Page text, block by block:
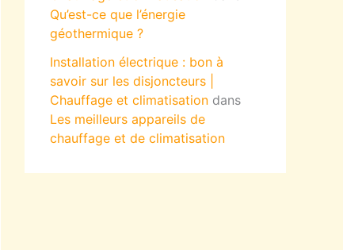
Qu’est-ce que l’énergie
géothermique ?
Installation électrique : bon à
savoir sur les disjoncteurs |
Chauffage et climatisation dans
Les meilleurs appareils de
chauffage et de climatisation